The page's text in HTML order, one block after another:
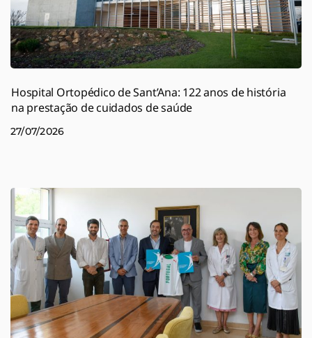
Hospital Ortopédico de Sant’Ana: 122 anos de história
na prestação de cuidados de saúde
27/07/2026